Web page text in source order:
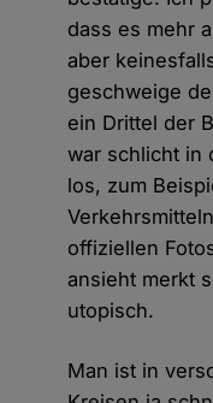
dass es mehr
aber
geschweige
ein Drittel der
war schlicht in
los, zum
offiziellen
ansieht merkt
utopisch.
Man ist in